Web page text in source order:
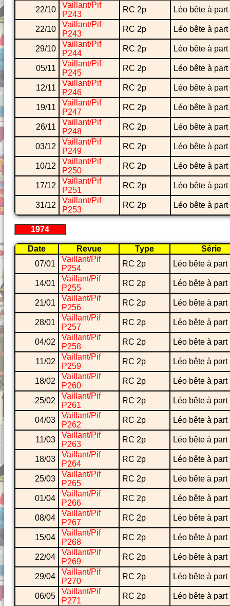
22/10
Vaillant/Pif
P243
RC 2p Léo bête à part
22/10
Vaillant/Pif
P243
RC 2p Léo bête à part
29/10
Vaillant/Pif
P244
RC 2p Léo bête à part
05/11
Vaillant/Pif
P245
RC 2p Léo bête à part
12/11
Vaillant/Pif
P246
RC 2p Léo bête à part
19/11
Vaillant/Pif
P247
RC 2p Léo bête à part
26/11
Vaillant/Pif
P248
RC 2p Léo bête à part
03/12
Vaillant/Pif
P249
RC 2p Léo bête à part
10/12
Vaillant/Pif
P250
RC 2p Léo bête à part
17/12
Vaillant/Pif
P251
RC 2p Léo bête à part
31/12
Vaillant/Pif
P253
RC 2p Léo bête à part
1974
Date Revue Type
Série
07/01
Vaillant/Pif
P254
RC 2p Léo bête à part
14/01
Vaillant/Pif
P255
RC 2p Léo bête à part
21/01
Vaillant/Pif
P256
RC 2p Léo bête à part
28/01
Vaillant/Pif
P257
RC 2p Léo bête à part
04/02
Vaillant/Pif
P258
RC 2p Léo bête à part
11/02
Vaillant/Pif
P259
RC 2p Léo bête à part
18/02
Vaillant/Pif
P260
RC 2p Léo bête à part
25/02
Vaillant/Pif
P261
RC 2p Léo bête à part
04/03
Vaillant/Pif
P262
RC 2p Léo bête à part
11/03
Vaillant/Pif
P263
RC 2p Léo bête à part
18/03
Vaillant/Pif
P264
RC 2p Léo bête à part
25/03
Vaillant/Pif
P265
RC 2p Léo bête à part
01/04
Vaillant/Pif
P266
RC 2p Léo bête à part
08/04
Vaillant/Pif
P267
RC 2p Léo bête à part
15/04
Vaillant/Pif
P268
RC 2p Léo bête à part
22/04
Vaillant/Pif
P269
RC 2p Léo bête à part
29/04
Vaillant/Pif
P270
RC 2p Léo bête à part
06/05
Vaillant/Pif
P271
RC 2p Léo bête à part